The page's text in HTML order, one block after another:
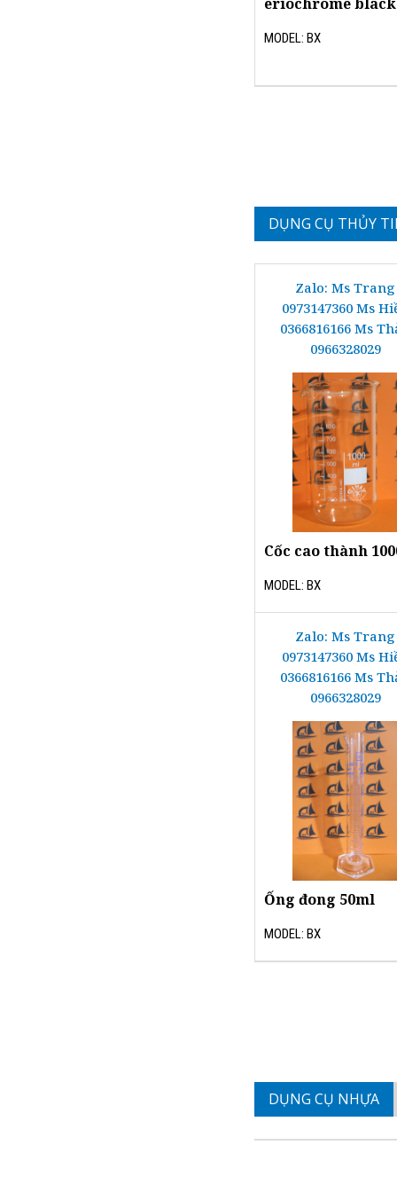
MODEL: BX
DỤNG CỤ THỦY
Zalo: Ms Trang
0973147360 Ms
0366816166 Ms
0966328029
Cốc cao thành
MODEL: BX
Zalo: Ms Trang
0973147360 Ms
0366816166 Ms
0966328029
Ống đong 50ml
MODEL: BX
DỤNG CỤ NHỰA